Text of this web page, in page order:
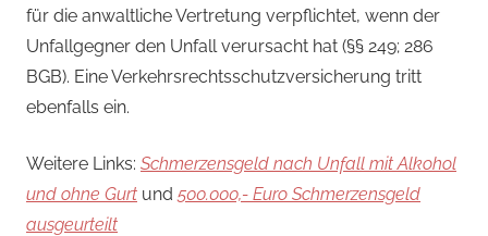
für die anwaltliche Vertretung verpflichtet, wenn der
Unfallgegner den Unfall verursacht hat (§§ 249; 286
BGB). Eine Verkehrsrechtsschutzversicherung tritt
ebenfalls ein.
Weitere Links: Schmerzensgeld nach Unfall mit Alkohol
und ohne Gurt und500.000,- Euro Schmerzensgeld
ausgeurteilt